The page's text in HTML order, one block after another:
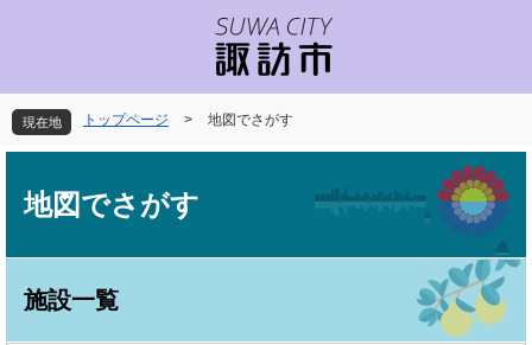
先
頭
を
飛
文
現在地 トップページ > 地図でさがす
地図でさがす
施設一覧